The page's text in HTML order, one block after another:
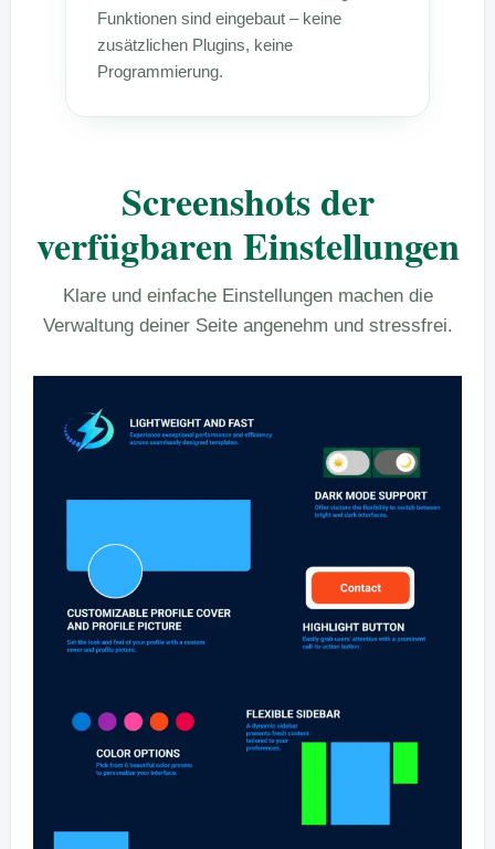
Funktionen sind eingebaut – keine
zusätzlichen Plugins, keine
Programmierung.
Screenshots der
verfügbaren Einstellungen
Klare und einfache Einstellungen machen die
Verwaltung deiner Seite angenehm und stressfrei.